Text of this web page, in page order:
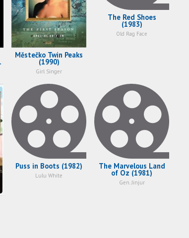
Městečko Twin Peaks
(1990)
Girl Singer
The Red Shoes
(1983)
Old Rag Face
Puss in Boots (1982)
Lulu White
The Marvelous Land
of Oz (1981)
Gen. Jinjur